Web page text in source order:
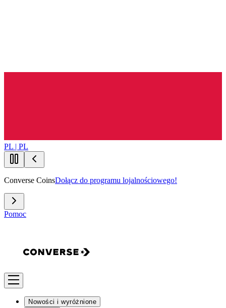
PL | PL
Converse CoinsDołącz do programu lojalnościowego!
Pomoc
Nowości i wyróżnione